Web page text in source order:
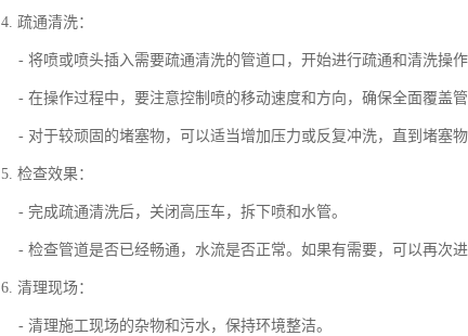
4. 疏通清洗：
- 将喷或喷头插入需要疏通清洗的管道口，开始进行疏通和清洗操
- 在操作过程中，要注意控制喷的移动速度和方向，确保全面覆盖管
- 对于较顽固的堵塞物，可以适当增加压力或反复冲洗，直到堵塞物
5. 检查效果：
- 完成疏通清洗后，关闭高压车，拆下喷和水管。
- 检查管道是否已经畅通，水流是否正常。如果有需要，可以再次
6. 清理现场：
- 清理施工现场的杂物和污水，保持环境整洁。